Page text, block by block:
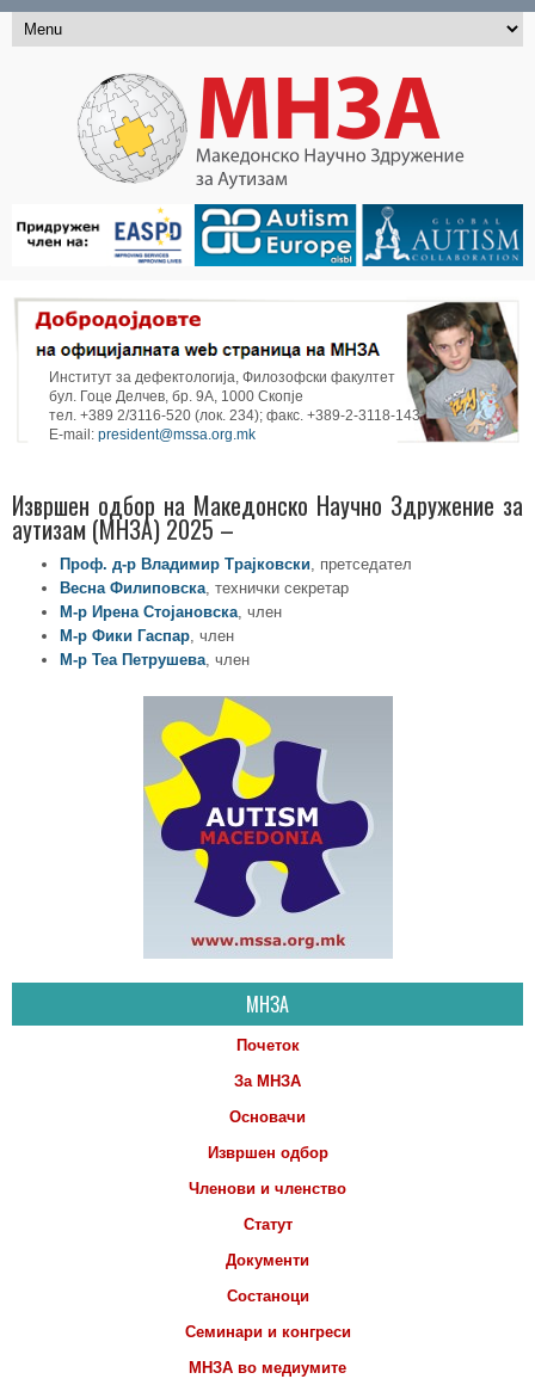
Институт за дефектологија, Филозофски факултет
бул. Гоце Делчев, бр. 9А, 1000 Скопје
тел. +389 2/3116-520 (лок. 234); факс. +389-2-3118-143
E-mail:president@mssa.org.mk
Извршен одбор на Македонско Научно Здружение за
аутизам (МНЗА) 2025 –
Проф. д-р Владимир Трајковски, претседател
Весна Филиповска, технички секретар
М-р Ирена Стојановска, член
М-р Фики Гаспар, член
М-р Теа Петрушева, член
МНЗА
Почеток
За МНЗА
Основачи
Извршен одбор
Членови и членство
Статут
Документи
Состаноци
Семинари и конгреси
МНЗА во медиумите